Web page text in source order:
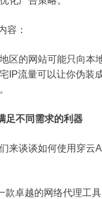
：
的网站可能只向本
IP流量可以让你伪装
足不同需求的利器
谈谈如何使用穿云
卓越的网络代理工具